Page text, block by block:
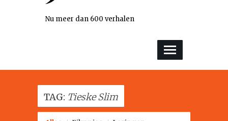
Nu meer dan 600 verhalen
TAG: Tieske Slim